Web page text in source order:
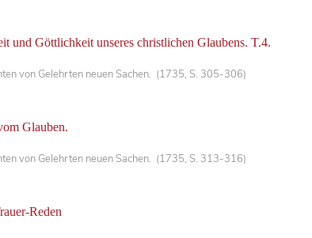
und Göttlichkeit unseres christlichen Glaubens. T.4.
von Gelehrten neuen Sachen. (1735, S. 305-306)
Glauben.
von Gelehrten neuen Sachen. (1735, S. 313-316)
Reden